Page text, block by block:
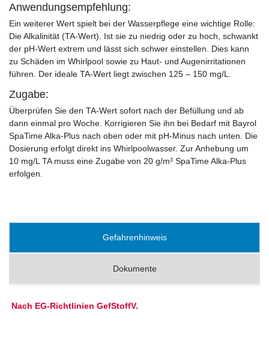
Anwendungsempfehlung:
Ein weiterer Wert spielt bei der Wasserpflege eine wichtige Rolle:
Die Alkalinität (TA-Wert). Ist sie zu niedrig oder zu hoch, schwankt
der pH-Wert extrem und lässt sich schwer einstellen. Dies kann
zu Schäden im Whirlpool sowie zu Haut- und Augenirritationen
führen. Der ideale TA-Wert liegt zwischen 125 – 150 mg/L.
Zugabe:
Überprüfen Sie den TA-Wert sofort nach der Befüllung und ab
dann einmal pro Woche. Korrigieren Sie ihn bei Bedarf mit Bayrol
SpaTime Alka-Plus nach oben oder mit pH-Minus nach unten. Die
Dosierung erfolgt direkt ins Whirlpoolwasser. Zur Anhebung um
10 mg/L TA muss eine Zugabe von 20 g/m³ SpaTime Alka-Plus
erfolgen.
Gefahrenhinweis
Dokumente
Nach EG-Richtlinien GefStoffV.